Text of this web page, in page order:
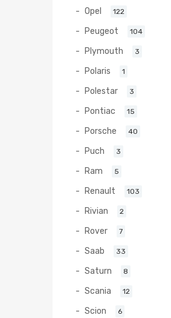
Opel 122
Peugeot 104
Plymouth 3
Polaris 1
Polestar 3
Pontiac 15
Porsche 40
Puch 3
Ram 5
Renault 103
Rivian 2
Rover 7
Saab 33
Saturn 8
Scania 12
Scion 6